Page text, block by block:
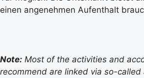
einen angenehmen Aufenthalt
Note: Most of the activities and
recommend are linked via so-